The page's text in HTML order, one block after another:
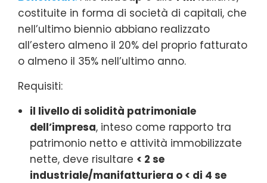
costituite in forma di società di capitali, che
nell’ultimo biennio abbiano realizzato
all’estero almeno il 20% del proprio fatturato
o almeno il 35% nell’ultimo anno.
Requisiti:
il livello di solidità patrimoniale
dell’impresa, inteso come rapporto tra
patrimonio netto e attività immobilizzate
nette, deve risultare < 2 se
industriale/manifatturiera o < di 4 se